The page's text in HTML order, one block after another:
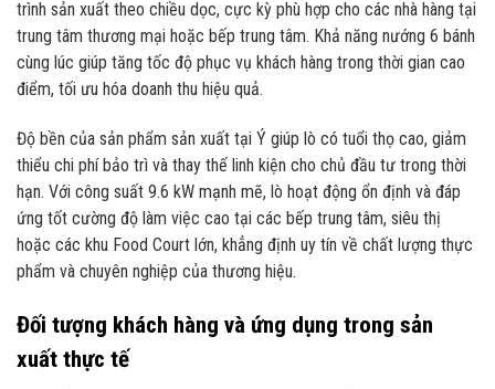
trình sản xuất theo chiều dọc, cực kỳ phù hợp cho các nhà hàng tại
trung tâm thương mại hoặc bếp trung tâm. Khả năng nướng 6 bánh
cùng lúc giúp tăng tốc độ phục vụ khách hàng trong thời gian cao
điểm, tối ưu hóa doanh thu hiệu quả.
Độ bền của sản phẩm sản xuất tại Ý giúp lò có tuổi thọ cao, giảm
thiểu chi phí bảo trì và thay thế linh kiện cho chủ đầu tư trong thời
hạn. Với công suất 9.6 kW mạnh mẽ, lò hoạt động ổn định và đáp
ứng tốt cường độ làm việc cao tại các bếp trung tâm, siêu thị
hoặc các khu Food Court lớn, khẳng định uy tín về chất lượng thực
phẩm và chuyên nghiệp của thương hiệu.
Đối tượng khách hàng và ứng dụng trong sản
xuất thực tế